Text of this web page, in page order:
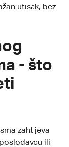
utisak, bez
- što
zahtijeva
ili